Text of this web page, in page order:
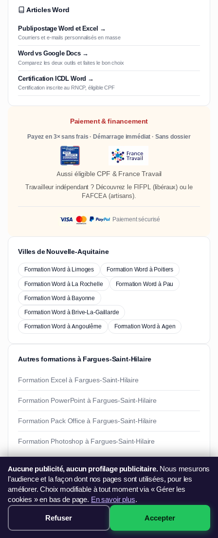
Articles Word
Publipostage Word et Excel →
Courriers et e-mails personnalisés en masse
Word vs Google Docs →
Comparez les deux outils et faites le bon choix
Certification ICDL Word →
Certification inscrite au RNCP, éligible CPF
Paiement & financement
Payez en 3× sans frais · Démarrage immédiat · Sans dossier
Aussi éligible CPF & France Travail
Travailleur indépendant ? Découvrez le FIFPL(libéraux) ou le
FAFCEA (artisans).
Paiement sécurisé
Villes de Nouvelle-Aquitaine
Formation Word à Limoges
Formation Word à Poitiers
Formation Word à La Rochelle
Formation Word à Pau
Formation Word à Bayonne
Formation Word à Brive-La-Gaillarde
Formation Word à Angoulême
Formation Word à Agen
Autres formations à Fargues-Saint-Hilaire
Formation Excel à Fargues-Saint-Hilaire
Formation PowerPoint à Fargues-Saint-Hilaire
Formation Pack Office à Fargues-Saint-Hilaire
Formation Photoshop à Fargues-Saint-Hilaire
Besoin d'informations ?
Vous souhaitez en savoir plus sur nos formations ?
06 44 60 79 11
contact@francefg.fr249€ · Voir les sessions →
Aucune publicité, aucun profilage publicitaire.Nous mesurons
l’audience et la façon dont nos pages sont utilisées, pour les
améliorer. Choix modifiable à tout moment via « Gérer les
cookies » en bas de page. En savoir plus.
Refuser Accepter